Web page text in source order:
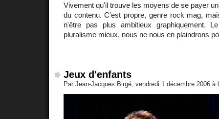
Vivement qu'il trouve les moyens de se payer
du contenu. C'est propre, genre rock mag,
n'être pas plus ambitieux graphiquement.
pluralisme mieux, nous ne nous en plaindrons
Jeux d'enfants
Par Jean-Jacques Birgé, vendredi 1 décembre 2006 à